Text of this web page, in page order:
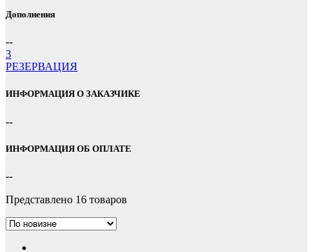
Дополнения
--
3
РЕЗЕРВАЦИЯ
ИНФОРМАЦИЯ О ЗАКАЗЧИКЕ
--
ИНФОРМАЦИЯ ОБ ОПЛАТЕ
--
Представлено 16 товаров